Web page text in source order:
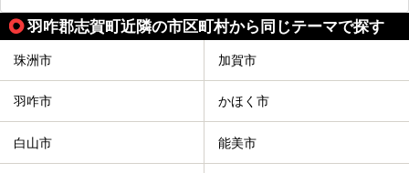
羽咋郡志賀町近隣の市区町村から同じテーマで探す
珠洲市 加賀市
羽咋市 かほく市
白山市 能美市